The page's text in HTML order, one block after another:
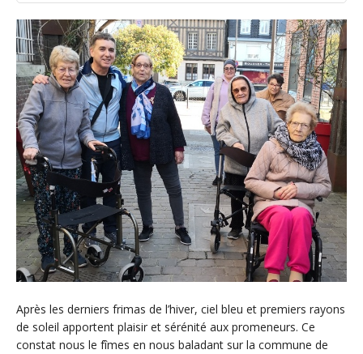
Après les derniers frimas de l’hiver, ciel bleu et premiers rayons
de soleil apportent plaisir et sérénité aux promeneurs. Ce
constat nous le fîmes en nous baladant sur la commune de